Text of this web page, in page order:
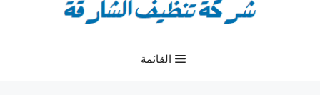
القائمة